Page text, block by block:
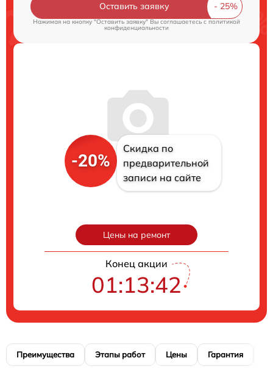
Оставить заявку
Нажимая на кнопку "Оставить заявку" Вы соглашаетесь cполитикой
конфиденциальности
-20%
Скидка по
предварительной
записи на сайте
Цены на ремонт
Конец акции
01:13:41
Преимущества Этапы работ Цены Гарантия